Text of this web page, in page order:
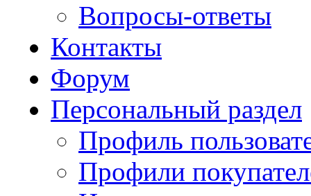
Вопросы-ответы
Контакты
Форум
Персональный раздел
Профиль
Профили